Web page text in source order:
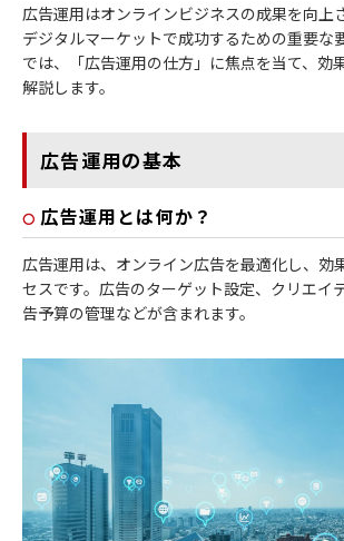
広告運用はオンラインビジネスの成果を向上
デジタルマーケットで成功するための重要な
では、「広告運用の仕方」に焦点を当て、効
解説します。
広告運用の基本
広告運用とは何か？
広告運用は、オンライン広告を最適化し、効
セスです。広告のターゲット設定、クリエイ
告予算の管理などが含まれます。